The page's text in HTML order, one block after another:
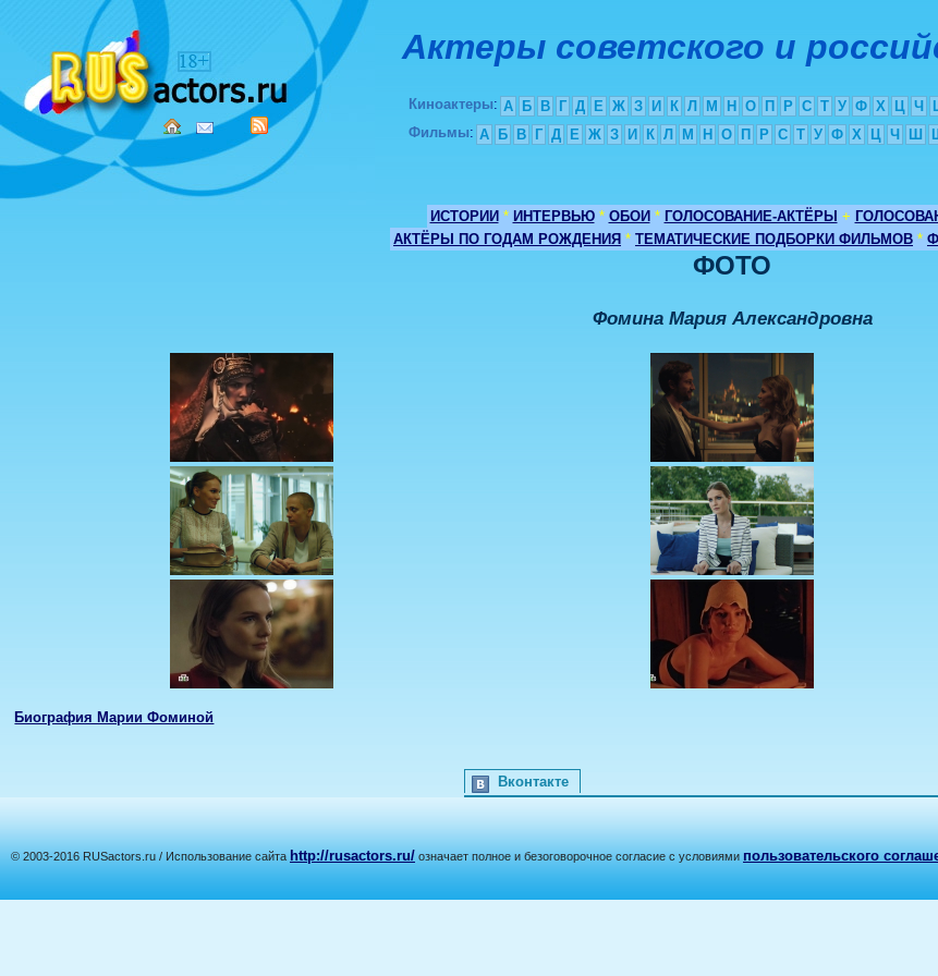
Актеры советского и
Киноактеры: А Б В Г Д Е Ж З И К Л М Н О П Р С Т У Ф Х Ц Ч
Фильмы: А Б В Г Д Е Ж З И К Л М Н О П Р С Т У Ф Х Ц Ч Ш
ИСТОРИИ * ИНТЕРВЬЮ * ОБОИ * ГОЛОСОВАНИЕ-АКТЁРЫ +
АКТЁРЫ ПО ГОДАМ РОЖДЕНИЯ * ТЕМАТИЧЕСКИЕ ПОДБОРКИ ФИЛЬМОВ *
ФОТО
Фомина Мария Александровна
Биография Марии Фоминой
Вконтакте
© 2003-2016 RUSactors.ru / Использование сайта http://rusactors.ru/ означает полное и безоговорочное согласие с условиями пользовательского